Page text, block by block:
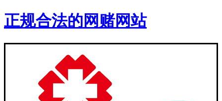
正规合法的网赌网站